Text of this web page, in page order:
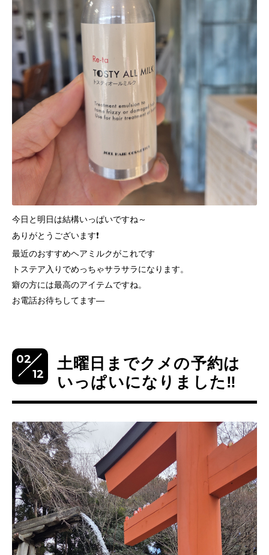
今日と明日は結構いっぱいですね～
ありがとうございます❗
最近のおすすめヘアミルクがこれです
トステア入りでめっちゃサラサラになります。
癖の方には最高のアイテムですね。
お電話お待ちしてます―
02
12
土曜日までクメの予約は
いっぱいになりました‼️